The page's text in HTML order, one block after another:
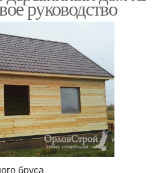
руководство
бруса